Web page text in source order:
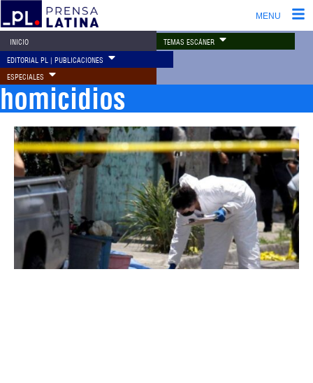
MENU
INICIO TEMAS ESCÁNER
EDITORIAL PL | PUBLICACIONES
ESPECIALES
homicidios